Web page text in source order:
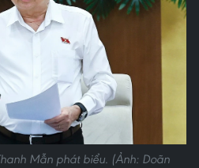
Mẫn phát biểu. (Ảnh: Doãn